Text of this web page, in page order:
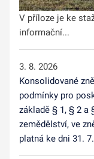
V příloze je ke
informační...
3. 8. 2026
Konsolidované
podmínky pro
základě § 1, § 2 a
zemědělství, ve
platná ke dni 31.